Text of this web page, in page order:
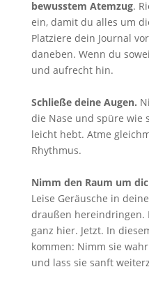
bewusstem Atemzug.
ein, damit du alles um
Platziere dein Journal
daneben. Wenn du
und aufrecht hin.
Schließe deine Augen.
die Nase und spüre wie
leicht hebt. Atme
Rhythmus.
Nimm den Raum um
Leise Geräusche in
draußen hereindringen.
ganz hier. Jetzt. In
kommen: Nimm sie
und lass sie sanft